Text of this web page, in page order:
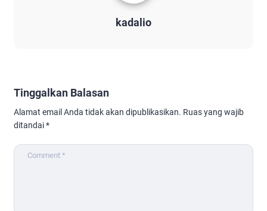
kadalio
Tinggalkan Balasan
Alamat email Anda tidak akan dipublikasikan. Ruas yang wajib
ditandai*